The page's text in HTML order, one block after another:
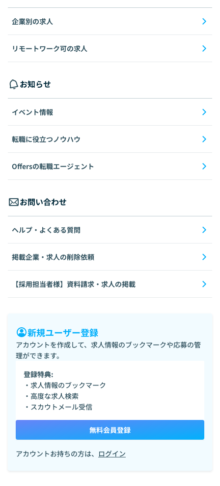
企業別の求人
リモートワーク可の求人
お知らせ
イベント情報
転職に役立つノウハウ
Offersの転職エージェント
お問い合わせ
ヘルプ・よくある質問
掲載企業・求人の削除依頼
【採用担当者様】資料請求・求人の掲載
新規ユーザー登録
アカウントを作成して、求人情報のブックマークや応募の管
理ができます。
登録特典:
・求人情報のブックマーク
・高度な求人検索
・スカウトメール受信
無料会員登録
アカウントお持ちの方は、 ログイン